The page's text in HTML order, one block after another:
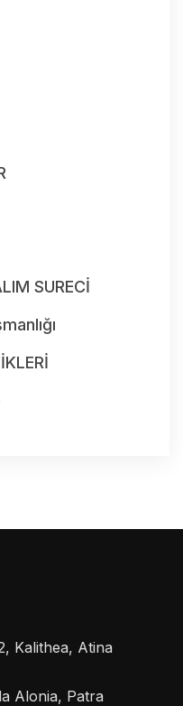
SURECİ
Kalithea, Atina
Alonia, Patra